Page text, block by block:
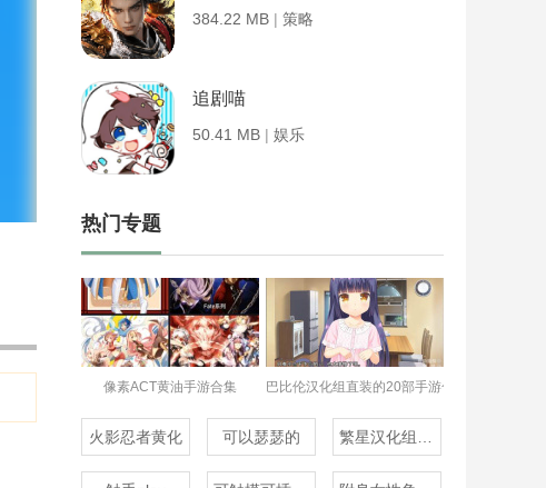
384.22 MB | 策略
追剧喵
50.41 MB | 娱乐
热门专题
像素ACT黄油手游合集 巴比伦汉化组直装的20部手游合集
火影忍者黄化 可以瑟瑟的